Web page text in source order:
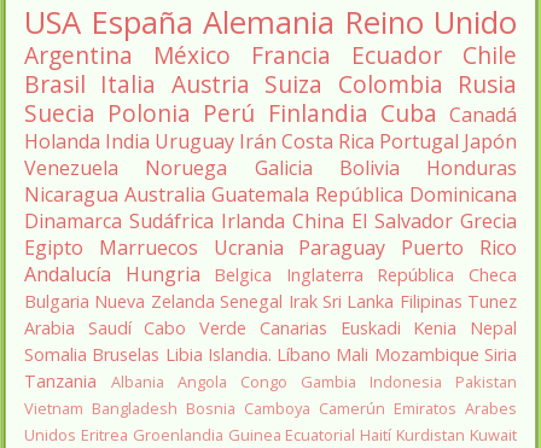
USA España Alemania Reino Unido
Argentina México Francia Ecuador
Chile
Brasil Italia Austria Suiza Colombia Rusia
Suecia Polonia Perú Finlandia Cuba Canadá
Holanda India Uruguay Irán Costa Rica Portugal Japón
Venezuela
Noruega Galicia Bolivia
Honduras
Nicaragua Australia Guatemala República Dominicana
Dinamarca Sudáfrica Irlanda China El Salvador Grecia
Egipto
Marruecos Ucrania Paraguay
Puerto Rico
Andalucía
Hungria Belgica Inglaterra
República Checa
Bulgaria Nueva Zelanda Senegal Irak Sri Lanka Filipinas Tunez
Arabia Saudí Cabo Verde Canarias Euskadi Kenia
Nepal
Somalia Bruselas Libia Islandia. Líbano Mali Mozambique Siria
Tanzania
Albania Angola Congo Gambia Indonesia
Pakistan
Vietnam Bangladesh Bosnia Camboya Camerún Emiratos Arabes
Unidos Eritrea Groenlandia Guinea Ecuatorial Haití Kurdistan Kuwait